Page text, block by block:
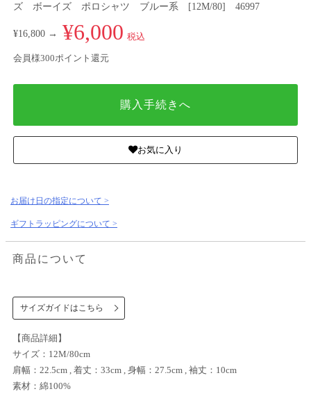
ズ ボーイズ ポロシャツ ブルー系 [12M/80] 46997
¥16,800 → ¥6,000 税込
会員様300ポイント還元
購入手続きへ
お気に入り
お届け日の指定について >
ギフトラッピングについて >
商品について
サイズガイドはこちら
【商品詳細】
サイズ：12M/80cm
肩幅：22.5cm , 着丈：33cm , 身幅：27.5cm , 袖丈：10cm
素材：綿100%